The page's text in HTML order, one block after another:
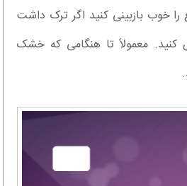
را خوب بازبینی کنید اگر ترک داشت
کنید. معمولاً تا هنگامی که خشک